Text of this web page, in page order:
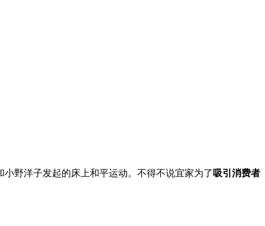
小野洋子发起的床上和平运动。不得不说宜家为了 吸引消费者